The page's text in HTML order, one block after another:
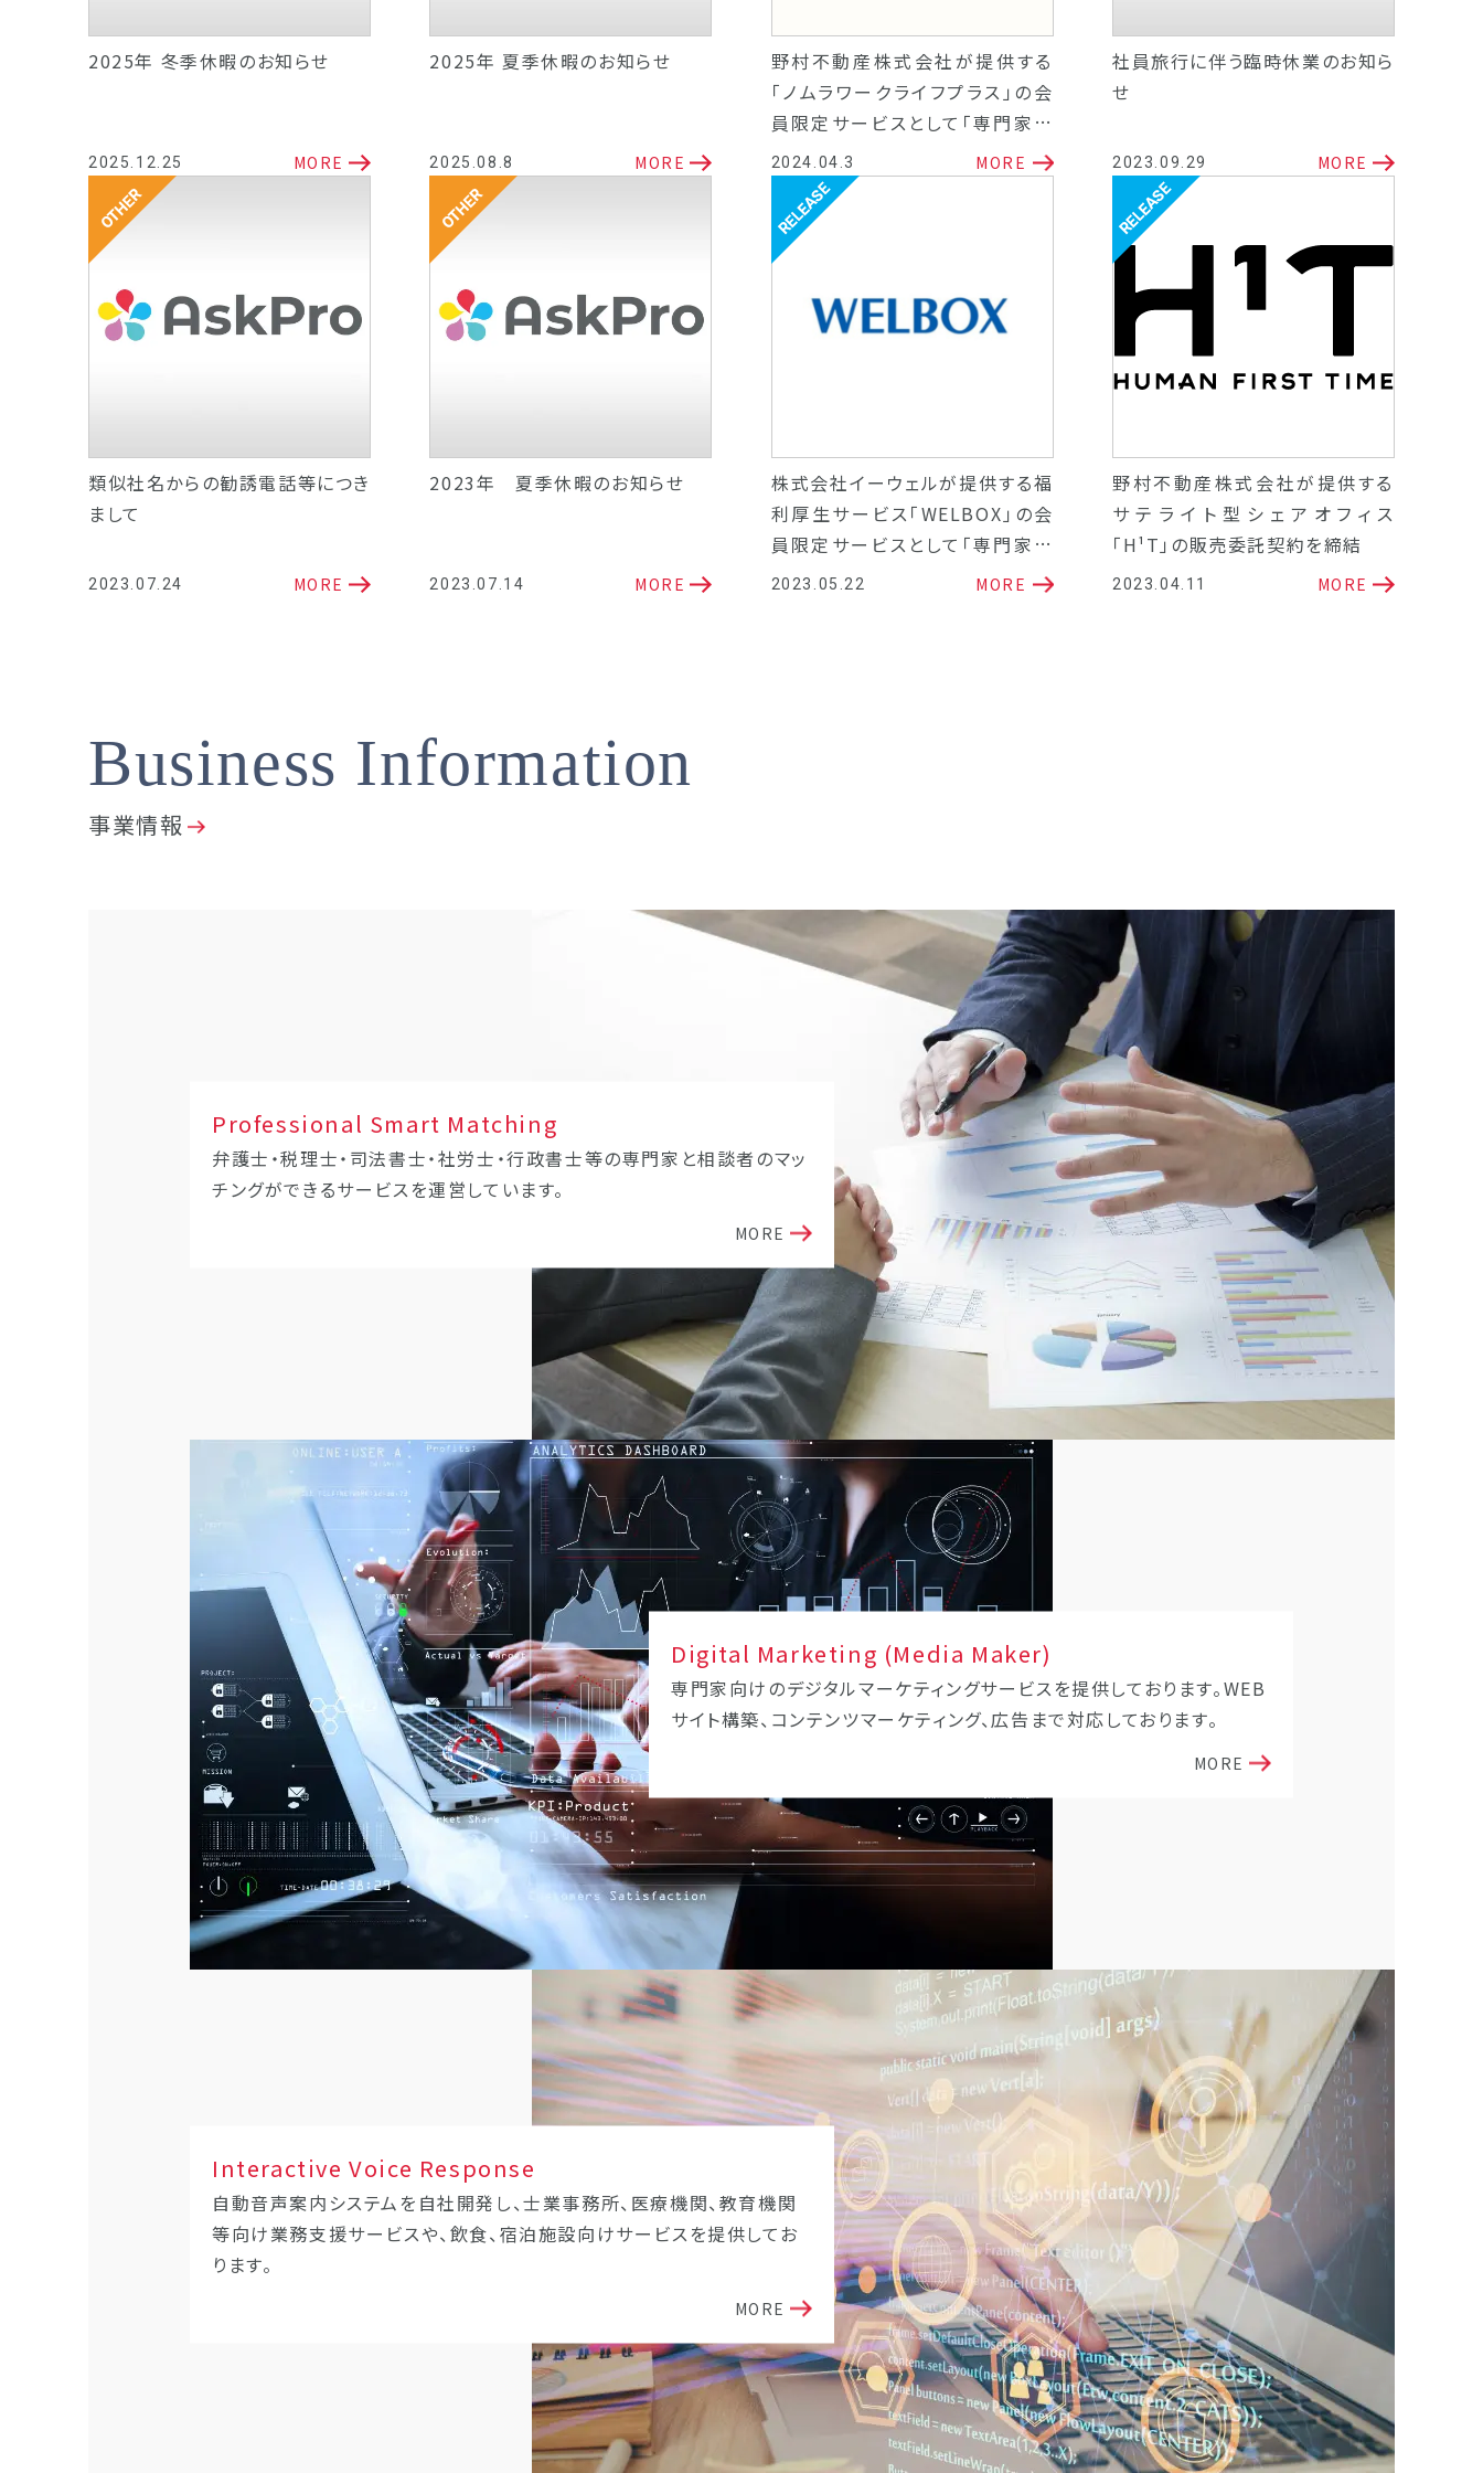
2025年 冬季休暇のお知らせ
2025.12.25 MORE
2025年 夏季休暇のお知らせ
2025.08.8 MORE
野村不動産株式会社が提供する
「ノムラワークライフプラス」の会
員限定サービスとして「専門家相
談サポート窓口」を開設
2024.04.3 MORE
社員旅行に伴う臨時休業のお知ら
せ
2023.09.29 MORE
類似社名からの勧誘電話等につき
まして
2023.07.24 MORE
2023年 夏季休暇のお知らせ
2023.07.14 MORE
株式会社イーウェルが提供する福
利厚生サービス「WELBOX」の会
員限定サービスとして「専門家相
談サポート窓口」を開設
2023.05.22 MORE
野村不動産株式会社が提供する
サテライト型シェアオフィス
「H¹T」の販売委託契約を締結
2023.04.11 MORE
Business Information
事業情報
Professional Smart Matching
弁護士・税理士・司法書士・社労士・行政書士等の専門家と相談者のマッ
チングができるサービスを運営しています。
MORE
Digital Marketing (Media Maker)
専門家向けのデジタルマーケティングサービスを提供しております。WEB
サイト構築、コンテンツマーケティング、広告まで対応しております。
MORE
Interactive Voice Response
自動音声案内システムを自社開発し、士業事務所、医療機関、教育機関
等向け業務支援サービスや、飲食、宿泊施設向けサービスを提供してお
ります。
MORE